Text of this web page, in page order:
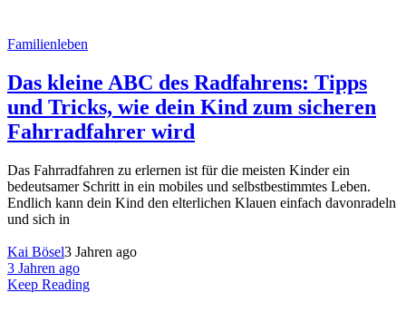
Familienleben
Das kleine ABC des Radfahrens: Tipps
und Tricks, wie dein Kind zum sicheren
Fahrradfahrer wird
Das Fahrradfahren zu erlernen ist für die meisten Kinder ein
bedeutsamer Schritt in ein mobiles und selbstbestimmtes Leben.
Endlich kann dein Kind den elterlichen Klauen einfach davonradeln
und sich in
Kai Bösel3 Jahren ago
3 Jahren ago
Keep Reading